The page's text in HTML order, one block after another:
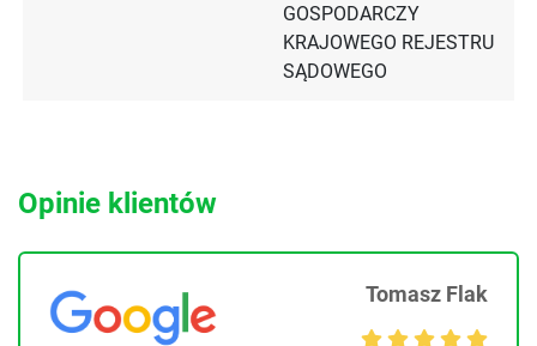
GOSPODARCZY
KRAJOWEGO REJESTRU
SĄDOWEGO
Opinie klientów
Tomasz Flak